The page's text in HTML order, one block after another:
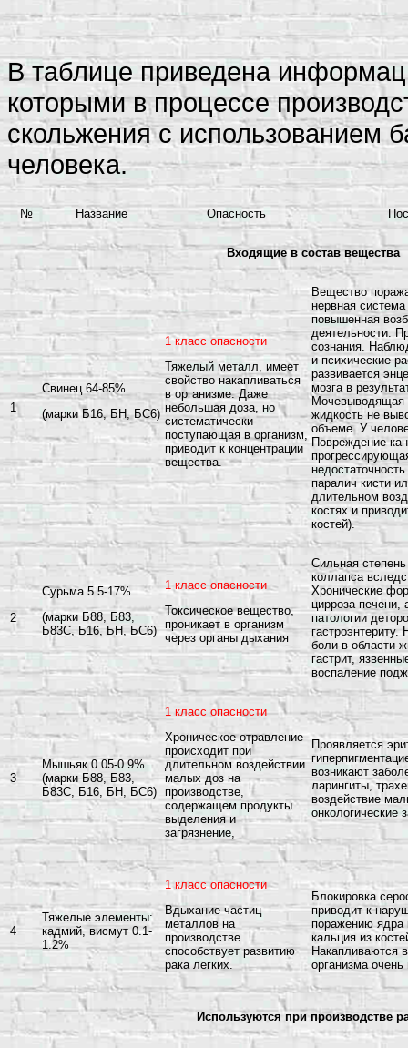
В таблице приведена
которыми в процессе
скольжения с использованием
человека.
№ Название Опасность
Входящие в состав вещества
1
Свинец 64-85%
(марки Б16, БН, БС6)
1 класс опасности
Тяжелый металл, имеет
свойство накапливаться
в организме. Даже
небольшая доза, но
систематически
поступающая в организм,
приводит к концентрации
вещества.
Вещество
нервная
повышенная
деятельности.
сознания.
и психические
развивается
мозга в
Мочевыводящая
жидкость не
объеме. У
Повреждение
паралич кисти
длительном
костях и
костей).
2
Сурьма 5.5-17%
(марки Б88, Б83,
Б83С, Б16, БН, БС6)
1 класс опасности
Токсическое вещество,
проникает в организм
через органы дыхания
Сильная
коллапса
Хронические
цирроза
патологии
боли в области
гастрит,
воспаление
3
Мышьяк 0.05-0.9%
(марки Б88, Б83,
Б83С, Б16, БН, БС6)
1 класс опасности
Хроническое отравление
происходит при
длительном воздействии
малых доз на
производстве,
содержащем продукты
выделения и
загрязнение,
Проявляется
возникают
ларингиты,
воздействие
онкологические
4
Тяжелые элементы:
кадмий, висмут 0.1-
1.2%
1 класс опасности
Вдыхание частиц
металлов на
производстве
способствует развитию
рака легких.
Блокировка
приводит к
поражению ядра
кальция из
Накапливаются
организма
Используются при производстве